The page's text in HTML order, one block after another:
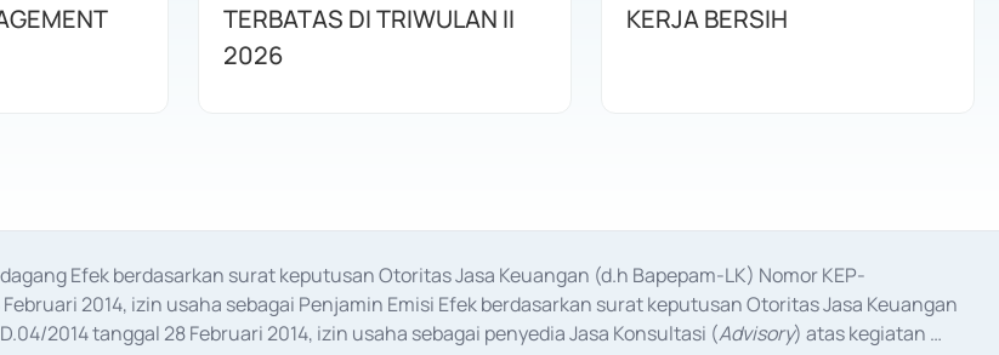
TERBATAS DI TRIWULAN II
2026
KERJA BERSIH
Efek berdasarkan surat keputusan Otoritas Jasa Keuangan (d.h Bapepam-LK) Nomor KEP-
2014, izin usaha sebagai Penjamin Emisi Efek berdasarkan surat keputusan Otoritas Jasa Keuangan
2014 tanggal 28 Februari 2014, izin usaha sebagai penyedia Jasa Konsultasi (Advisory) atas kegiatan